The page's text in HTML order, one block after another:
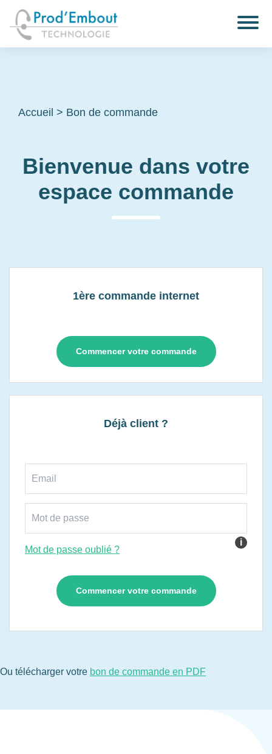
Accueil > Bon de commande
Bienvenue dans votre
espace commande
1ère commande internet
Commencer votre commande
Déjà client ?
i
Mot de passe oublié ?
Ou télécharger votre bon de commande en PDF